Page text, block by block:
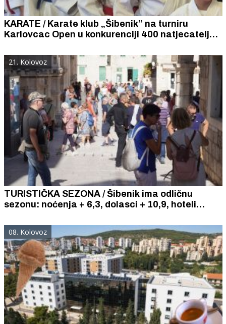
KARATE / Karate klub „Šibenik” na turniru
Karlovcac Open u konkurenciji 400 natjecatelja
21. Kolovoz
TURISTIČKA SEZONA / Šibenik ima odličnu
sezonu: noćenja + 6,3, dolasci + 10,9, hoteli
posto
08. Kolovoz